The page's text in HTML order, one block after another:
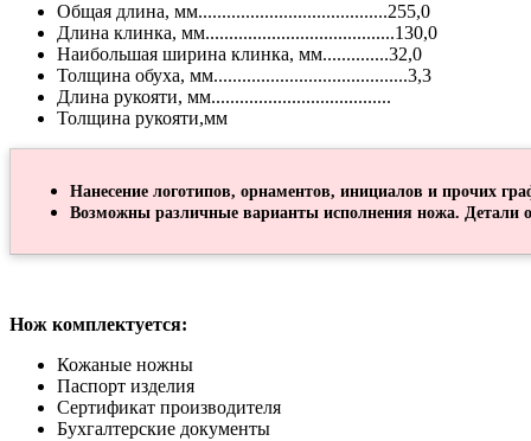
Общая длина, мм........................................255,0
Длина клинка, мм........................................130,0
Наибольшая ширина клинка, мм..............32,0
Толщина обуха, мм.........................................3,3
Длина рукояти, мм......................................
Толщина рукояти,мм
Нанесение логотипов, орнаментов, инициалов и прочих
Возможны различные варианты исполнения ножа. Детали
Нож комплектуется:
Кожаные ножны
Паспорт изделия
Сертификат производителя
Бухгалтерские документы